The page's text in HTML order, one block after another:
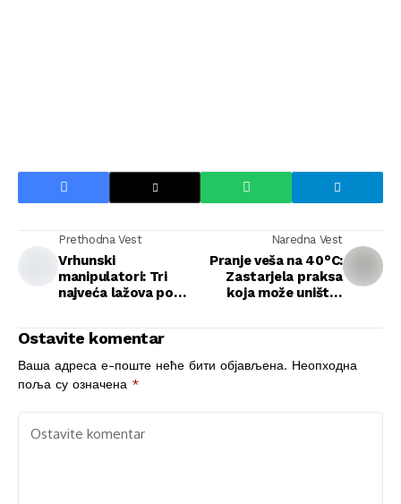
Prethodna Vest
Vrhunski
manipulatori: Tri
najveća lažova po
Naredna Vest
Pranje veša na 40°C:
Zastarjela praksa
koja može uništiti
Ostavite komentar
Ваша адреса е-поште неће бити објављена. Неопходна
поља су означена *